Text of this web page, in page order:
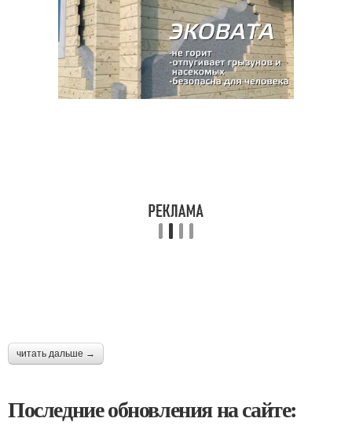
читать дальше →
Последние обновления на сайте: